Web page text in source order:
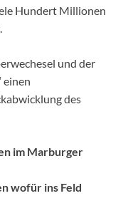
Hundert Millionen
und der
einen
des
im Marburger
wofür ins Feld